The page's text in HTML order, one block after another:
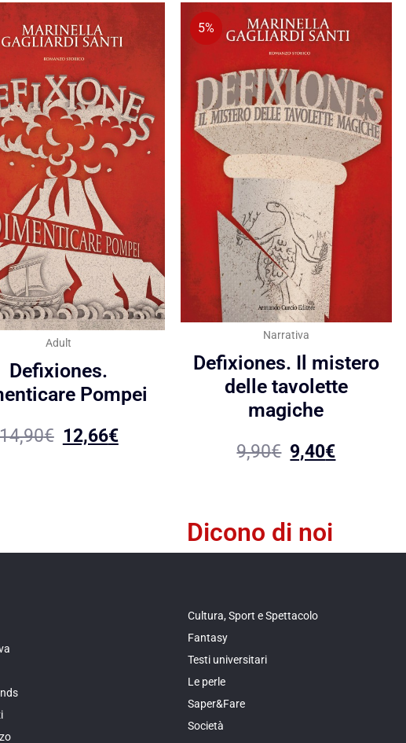
Adult
Defixiones.
Pompei
€ 12,66€
5%
Narrativa
Defixiones. Il mistero
delle tavolette
magiche
9,90€ 9,40€
Dicono di noi
Cultura, Sport e Spettacolo
Fantasy
Testi universitari
Le perle
Saper&Fare
Società